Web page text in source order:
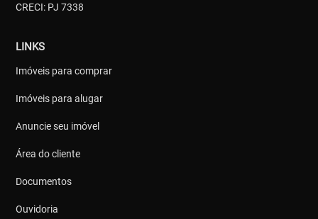
CRECI: PJ 7338
LINKS
Imóveis para comprar
Imóveis para alugar
Anuncie seu imóvel
Área do cliente
Documentos
Ouvidoria